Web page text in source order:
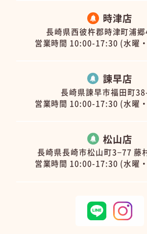
時津店
長崎県西彼杵郡時津町浦
営業時間 10:00-17:30 (水曜
諫早店
長崎県諫早市福田町
営業時間 10:00-17:30 (水曜
松山店
長崎県長崎市松山町3−77 藤
営業時間 10:00-17:30 (水曜